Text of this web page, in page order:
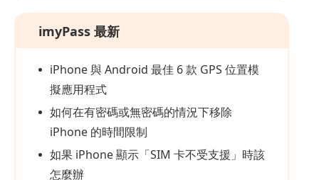
imyPass 最新
iPhone 與 Android 最佳 6 款 GPS 位置模
擬應用程式
如何在有密碼或無密碼的情況下移除
iPhone 的時間限制
如果 iPhone 顯示「SIM 卡不受支援」時該
怎麼辦